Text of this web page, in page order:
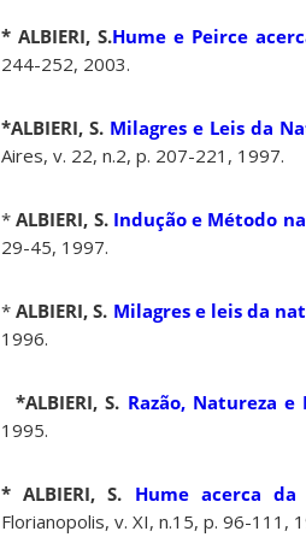
* ALBIERI, S.Hume e Peirce
244-252, 2003.
*ALBIERI, S. Milagres e Leis da
Aires, v. 22, n.2, p. 207-221, 1997.
*ALBIERI, S. Indução e Método
29-45, 1997.
*ALBIERI, S. Milagres e leis da
1996.
*ALBIERI, S. Razão, Natureza e
1995.
* ALBIERI, S. Hume acerca
Florianopolis, v. XI, n.15, p. 96-111,